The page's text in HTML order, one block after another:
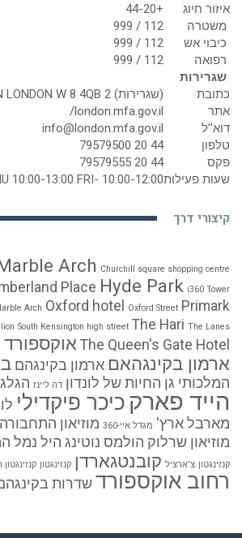
איזור חיוג
+44-20
משטרה
112 / 999
כיבוי אש
112 / 999
רפואה
112 / 999
שגרירות
כתובת
(שגרירות) 2 PALACE GREEN LONDON W 8 4QB
אתר
london.mfa.gov.il/
דוא’’ל
info@london.mfa.gov.il
טלפון
44 20 79579500
פקס
44 20 79579555
שעות פעילות10:00-13:00 FRI- 10:00-12:00
קיצורי דרך
Arch Churchill square shopping centre
Place Hyde Park i360 Tower
Arch Oxford hotel Oxford Street Primark
South Kensington high street The Hari The Lanes
The Queen's Gate Hotel
ארמון בקינגהאם ארמון בקינגהם
המלכותי גן החיות של לונדון דה ליינז
הייד פארק כיכר פיקדילי
מארבל ארץ' מגדל איי-360 מוזיאון התחבורה
מוזיאון שרלוק הולמס נוטינג היל נמל
קנזינגטון צ'ארציל קובנטגארדן קנזינגטון
רחוב אוקספורדשדרות